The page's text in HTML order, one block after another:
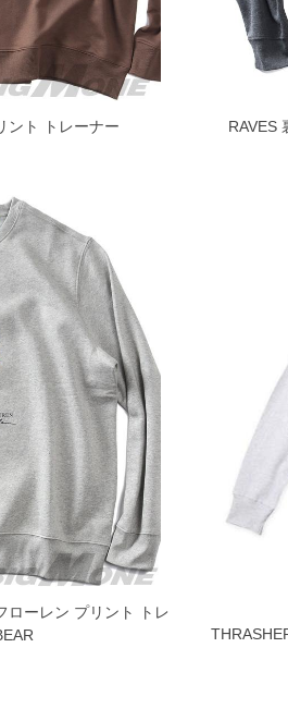
ント トレーナー
RAVES
ローレン プリント トレ